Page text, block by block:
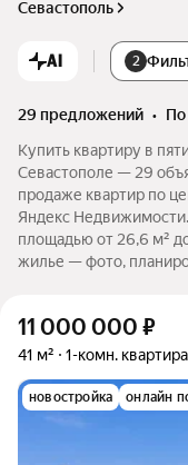
Севастополь
AI 2
29 предложений •
Купить квартиру в
Севастополе — 29
продаже квартир по
Яндекс
площадью от 26,6 м²
жилье — фото,
11 000 000 ₽
41 м² 1-комн. квартира
новостройка онлайн